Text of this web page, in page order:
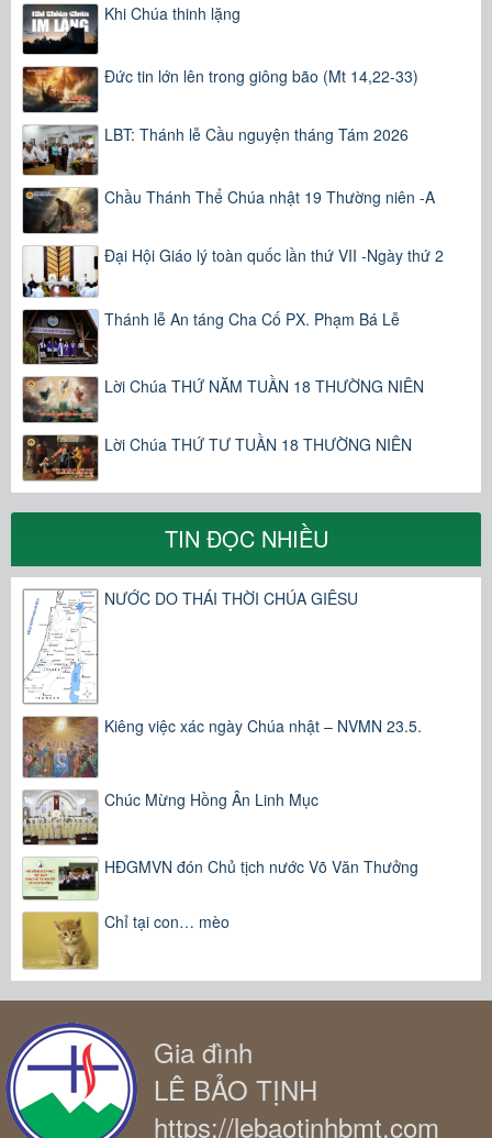
Khi Chúa thinh lặng
Đức tin lớn lên trong giông bão (Mt 14,22-33)
LBT: Thánh lễ Cầu nguyện tháng Tám 2026
Chầu Thánh Thể Chúa nhật 19 Thường niên -A
Đại Hội Giáo lý toàn quốc lần thứ VII -Ngày thứ 2
Thánh lễ An táng Cha Cố PX. Phạm Bá Lễ
Lời Chúa THỨ NĂM TUẦN 18 THƯỜNG NIÊN
Lời Chúa THỨ TƯ TUẦN 18 THƯỜNG NIÊN
TIN ĐỌC NHIỀU
NƯỚC DO THÁI THỜI CHÚA GIÊSU
Kiêng việc xác ngày Chúa nhật – NVMN 23.5.
Chúc Mừng Hồng Ân Linh Mục
HĐGMVN đón Chủ tịch nước Võ Văn Thưởng
Chỉ tại con… mèo
Gia đình
LÊ BẢO TỊNH
https://lebaotinhbmt.com